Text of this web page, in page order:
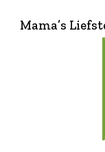
Mama’s